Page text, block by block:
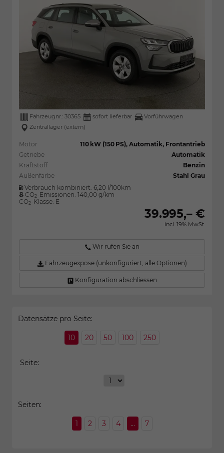
Fahrzeugnr.: 30365 sofort lieferbar
Vorführwagen
Zentrallager (extern)
Motor
110 kW (150 PS), Automatik, Frontantrieb
Getriebe
Automatik
Kraftstoff
Benzin
Außenfarbe
Stahl Grau
Verbrauch kombiniert: 6,20 l/100km
CO2-Emissionen: 140,00 g/km
CO2-Klasse: E
39.995,– €
incl. 19% MwSt.
Wir rufen Sie an
Fahrzeugexpose (unkonfiguriert, alle Optionen)
Konfiguration abschliessen
Datensätze pro Seite:
10 20 50 100 250
Seite:
Seiten:
1 2 3 4 ... 7